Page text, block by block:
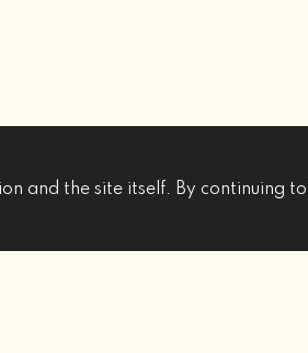
and the site itself. By continuing